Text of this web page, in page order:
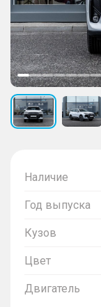
Наличие
Год выпуска
Кузов
Цвет
Двигатель